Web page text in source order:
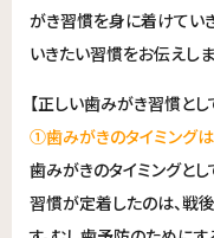
がき習慣を身に着けてい
いきたい習慣をお伝えしま
【正しい歯みがき習慣と
①歯みがきのタイミングは
歯みがきのタイミングとし
習慣が定着したのは、戦